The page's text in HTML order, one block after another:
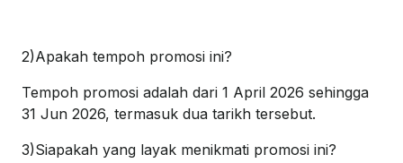
2)Apakah tempoh promosi ini?
Tempoh promosi adalah dari 1 April 2026 sehingga
31 Jun 2026, termasuk dua tarikh tersebut.
3)Siapakah yang layak menikmati promosi ini?